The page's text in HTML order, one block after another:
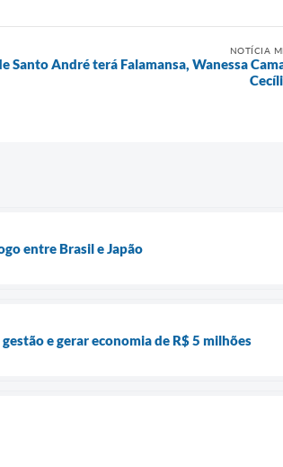
NOTÍCIA
Santo André terá Falamansa, Wanessa
entre Brasil e Japão
e gerar economia de R$ 5 milhões